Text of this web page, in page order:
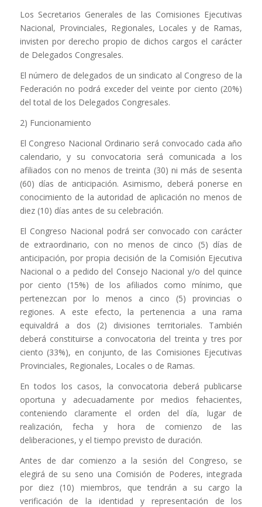
Los Secretarios Generales de las Comisiones Ejecutivas
Nacional, Provinciales, Regionales, Locales y de Ramas,
invisten por derecho propio de dichos cargos el carácter
de Delegados Congresales.
El número de delegados de un sindicato al Congreso de la
Federación no podrá exceder del veinte por ciento (20%)
del total de los Delegados Congresales.
2) Funcionamiento
El Congreso Nacional Ordinario será convocado cada año
calendario, y su convocatoria será comunicada a los
afiliados con no menos de treinta (30) ni más de sesenta
(60) días de anticipación. Asimismo, deberá ponerse en
conocimiento de la autoridad de aplicación no menos de
diez (10) días antes de su celebración.
El Congreso Nacional podrá ser convocado con carácter
de extraordinario, con no menos de cinco (5) días de
anticipación, por propia decisión de la Comisión Ejecutiva
Nacional o a pedido del Consejo Nacional y/o del quince
por ciento (15%) de los afiliados como mínimo, que
pertenezcan por lo menos a cinco (5) provincias o
regiones. A este efecto, la pertenencia a una rama
equivaldrá a dos (2) divisiones territoriales. También
deberá constituirse a convocatoria del treinta y tres por
ciento (33%), en conjunto, de las Comisiones Ejecutivas
Provinciales, Regionales, Locales o de Ramas.
En todos los casos, la convocatoria deberá publicarse
oportuna y adecuadamente por medios fehacientes,
conteniendo claramente el orden del día, lugar de
realización, fecha y hora de comienzo de las
deliberaciones, y el tiempo previsto de duración.
Antes de dar comienzo a la sesión del Congreso, se
elegirá de su seno una Comisión de Poderes, integrada
por diez (10) miembros, que tendrán a su cargo la
verificación de la identidad y representación de los